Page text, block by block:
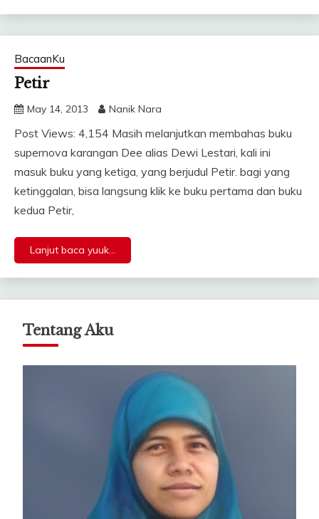
BacaanKu
Petir
May 14, 2013 Nanik Nara
Post Views: 4,154 Masih melanjutkan membahas buku
supernova karangan Dee alias Dewi Lestari, kali ini
masuk buku yang ketiga, yang berjudul Petir. bagi yang
ketinggalan, bisa langsung klik ke buku pertama dan buku
kedua Petir,
Lanjut baca yuuk...
Tentang Aku